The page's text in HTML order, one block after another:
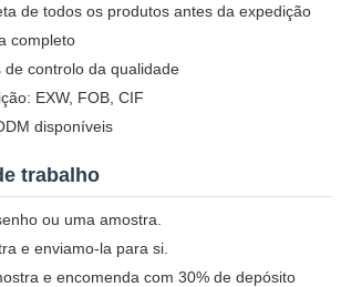
de todos os produtos antes da expedição
completo
de controlo da qualidade
EXW, FOB, CIF
disponíveis
trabalho
ou uma amostra.
e enviamo-la para si.
e encomenda com 30% de depósito